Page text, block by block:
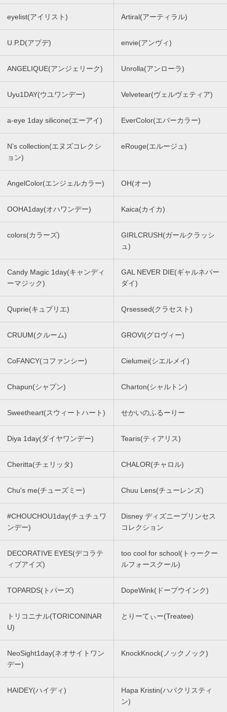
eyelist(アイリスト) Artiral(アーティラル)
U.P.D(アプデ) envie(アンヴィ)
ANGELIQUE(アンジェリーク) Unrolla(アンローラ)
Uyu1DAY(ウユワンデー) Velvetear(ヴェルヴェティア)
a-eye 1day silicone(エーアイ) EverColor(エバーカラー)
N’s collection(エヌズコレクシ
ョン)
eRouge(エルージュ)
AngelColor(エンジェルカラー) OH(オー)
OOHA1day(オハワンデー) Kaica(カイカ)
colors(カラーズ)
GIRLCRUSH(ガールクラッシ
ュ)
Candy Magic 1day(キャンディ
ーマジック)
GAL NEVER DIE(ギャルネバー
ダイ)
Quprie(キュプリエ) Qrsessed(クラセスト)
CRUUM(クルーム) GROVI(グロヴィー)
CoFANCY(コファンシー) Cielumei(シエルメイ)
Chapun(シャプン) Charton(シャルトン)
Sweetheart(スウィートハート) せかいのふるーりー
Diya 1day(ダイヤワンデー) Tearis(ティアリス)
Cheritta(チェリッタ) CHALOR(チャロル)
Chu's me(チューズミー) Chuu Lens(チューレンズ)
#CHOUCHOU1day(チュチュワ
ンデー)
Disney ディズニープリンセス
コレクション
DECORATIVE EYES(デコラテ
ィブアイズ)
too cool for school(トゥークー
ルフォースクール)
TOPARDS(トパーズ) DopeWink(ドープウインク)
トリコニナル(TORICONINAR
U)
とりーてぃー(Treatee)
NeoSight1day(ネオサイトワン
デー)
KnockKnock(ノックノック)
HAIDEY(ハイディ)
Hapa Kristin(ハパクリスティ
ン)